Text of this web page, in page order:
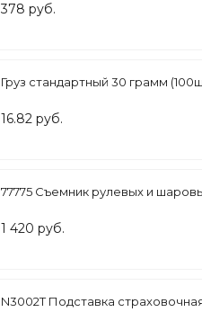
378 руб.
Груз стандартный 30 грамм
16.82 руб.
77775 Съемник рулевых и
1 420 руб.
N3002T Подставка